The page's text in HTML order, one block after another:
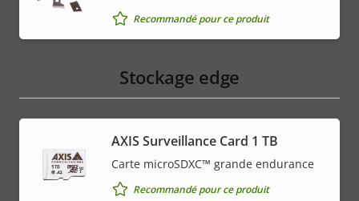
Recommandé pour ce produit
Stockage edge
AXIS Surveillance Card 1 TB
Carte microSDXC™ grande endurance
Recommandé pour ce produit